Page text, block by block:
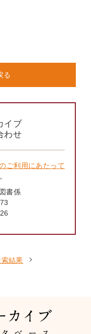
る
イブ
わせ
ご利用にあたって
書係
結果